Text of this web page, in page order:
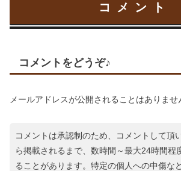
コメント
コメントをどうぞ♪
メールアドレスが公開されることはありませ
コメントは承認制のため、コメントして頂
ら掲載されるまで、数時間～最大24時間程
ることがあります。特定の個人への中傷な